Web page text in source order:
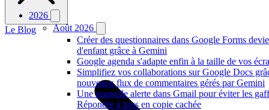
2026
Août 2026
Créer des questionnaires dans Google Forms
d'enfant grâce à Gemini
Google agenda s'adapte enfin à la taille de vos
Simplifiez vos collaborations sur Google Docs
nouveaux flux de commentaires gérés par Gemini
Une nouvelle alerte dans Gmail pour éviter les
Répondre à tous en copie cachée
Le Blog